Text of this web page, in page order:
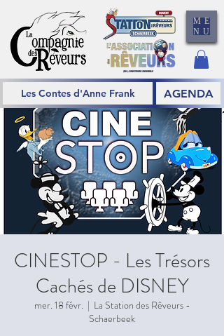
Les Contes d'Anne Frank AGENDA
ME
NU
CINESTOP - Les Trésors
Cachés de DISNEY
mer. 18 févr.
  |
La Station des Rêveurs -
Schaerbeek